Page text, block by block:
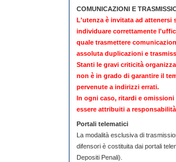
COMUNICAZIONI E
L'utenza è invitata ad attenersi
individuare correttamente
quale trasmettere
assoluta duplicazioni e
Stanti le gravi criticità
non è in grado di garantire il
pervenute a indirizzi errati.
In ogni caso, ritardi e
essere attribuiti a
Portali telematici
La modalità esclusiva di
difensori è costituita dai portali
Depositi Penali).